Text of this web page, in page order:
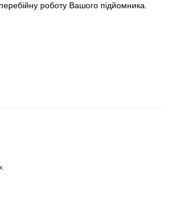
роботу Вашого підйомника.